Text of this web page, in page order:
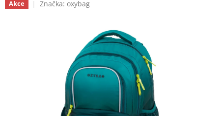
Akce Značka: oxybag